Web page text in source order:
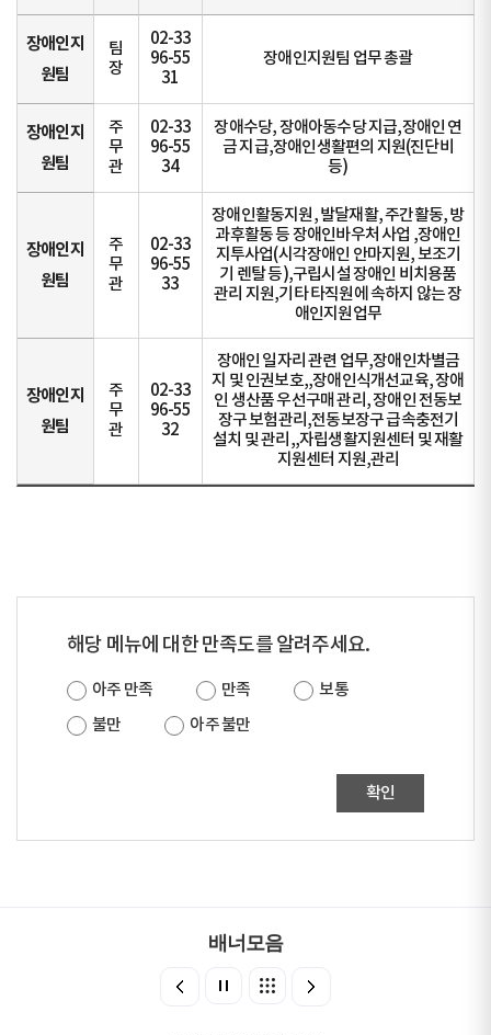
장애인지
원팀
팀
장
02-33
96-55
31
장애인지원팀 업무 총괄
장애인지
원팀
주
무
관
02-33
96-55
34
장애수당, 장애아동수당 지급,장애인 연
금 지급,장애인생활편의 지원(진단비
등)
장애인지
원팀
주
무
관
02-33
96-55
33
장애인활동지원, 발달재활, 주간활동, 방
과후활동 등 장애인바우처 사업 ,장애인
지투사업(시각장애인 안마지원, 보조기
기 렌탈 등),구립시설 장애인 비치용품
관리 지원,기타 타직원에 속하지 않는 장
애인지원업무
장애인지
원팀
주
무
관
02-33
96-55
32
장애인 일자리 관련 업무,장애인차별금
지 및 인권보호,,장애인식개선교육, 장애
인 생산품 우선구매 관리, 장애인 전동보
장구 보험관리,전동보장구 급속충전기
설치 및 관리,,자립생활지원센터 및 재활
지원센터 지원,관리
해당 메뉴에 대한 만족도를 알려주세요.
아주 만족 만족
보통
불만
아주 불만
확인
배너모음